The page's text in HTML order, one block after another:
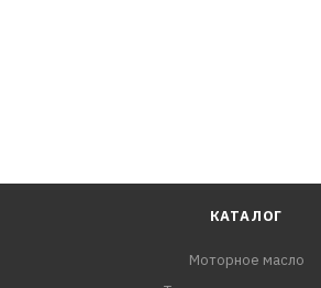
КАТАЛОГ
Моторное масло